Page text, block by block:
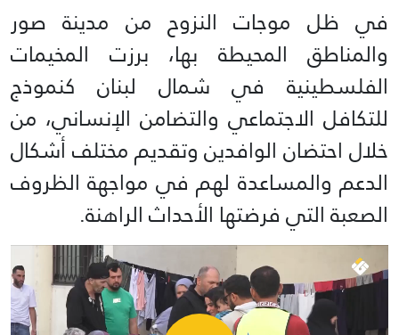
في ظل موجات النزوح من مدينة صور
والمناطق المحيطة بها، برزت المخيمات
الفلسطينية في شمال لبنان كنموذج
للتكافل الاجتماعي والتضامن الإنساني، من
خلال احتضان الوافدين وتقديم مختلف أشكال
الدعم والمساعدة لهم في مواجهة الظروف
الصعبة التي فرضتها الأحداث الراهنة.